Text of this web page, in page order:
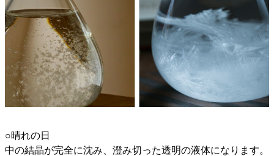
○晴れの日
中の結晶が完全に沈み、澄み切った透明の液体になります。